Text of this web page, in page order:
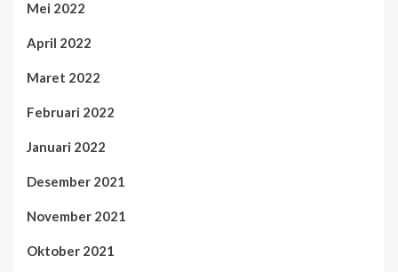
Mei 2022
April 2022
Maret 2022
Februari 2022
Januari 2022
Desember 2021
November 2021
Oktober 2021